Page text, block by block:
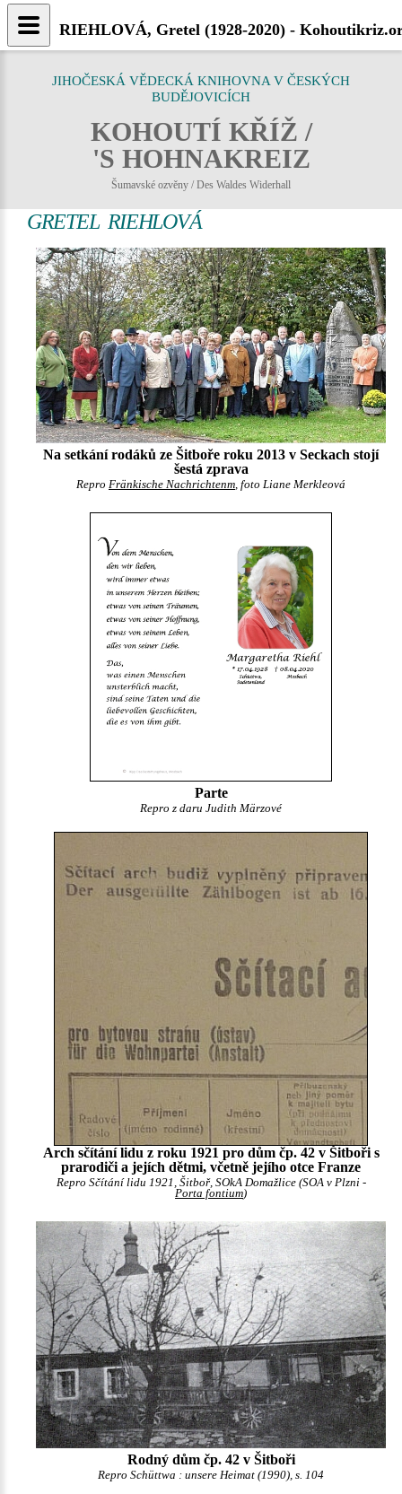
JIHOČESKÁ VĚDECKÁ KNIHOVNA V ČESKÝCH
BUDĚJOVICÍCH
KOHOUTÍ KŘÍŽ /
'S HOHNAKREIZ
Šumavské ozvěny / Des Waldes Widerhall
GRETEL RIEHLOVÁ
Na setkání rodáků ze Šitboře roku 2013 v Seckach stojí
šestá zprava
Repro Fränkische Nachrichtenm, foto Liane Merkleová
Parte
Repro z daru Judith Märzové
Arch sčítání lidu z roku 1921 pro dům čp. 42 v Šitboři s
prarodiči a jejích dětmi, včetně jejího otce Franze
Repro Sčítání lidu 1921, Šitboř, SOkA Domažlice (SOA v Plzni -
Porta fontium)
Rodný dům čp. 42 v Šitboři
Repro Schüttwa : unsere Heimat (1990), s. 104
RIEHLOVÁ, Gretel (1928-2020) -